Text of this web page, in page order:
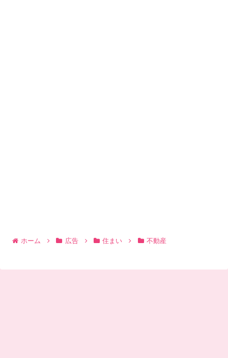
ホーム 広告 住まい 不動産